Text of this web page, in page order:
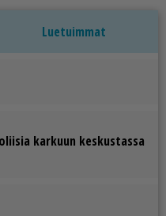
Luetuimmat
kar­kuun kes­kus­tas­sa